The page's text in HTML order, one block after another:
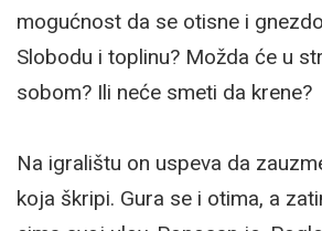
mogućnost da se otisne i
Slobodu i toplinu? Možda će u
sobom? Ili neće smeti da krene?
Na igralištu on uspeva da
koja škripi. Gura se i otima, a